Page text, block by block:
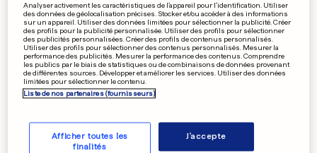
ALASKA
Le yacht de Mark Zuckerberg
accusé d'avoir ignoré un SOS
Analyser activement les caractéristiques de l’appareil pour l’identification. Utiliser
des données de géolocalisation précises. Stocker et/ou accéder à des informations
sur un appareil. Utiliser des données limitées pour sélectionner la publicité. Créer
des profils pour la publicité personnalisée. Utiliser des profils pour sélectionner
des publicités personnalisées. Créer des profils de contenus personnalisés.
Utiliser des profils pour sélectionner des contenus personnalisés. Mesurer la
performance des publicités. Mesurer la performance des contenus. Comprendre
les publics par le biais de statistiques ou de combinaisons de données provenant
de différentes sources. Développer et améliorer les services. Utiliser des données
limitées pour sélectionner le contenu.
Liste de nos partenaires (fournisseurs)
Afficher toutes les
finalités
J'accepte